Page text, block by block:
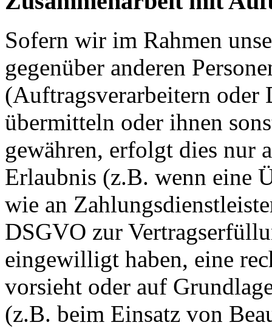
Sofern wir im Rahmen
gegenüber anderen
(Auftragsverarbeitern oder
übermitteln oder ihnen
gewähren, erfolgt dies nur
Erlaubnis (z.B. wenn eine
wie an
DSGVO zur
eingewilligt haben, eine
vorsieht oder auf
(z.B. beim Einsatz von